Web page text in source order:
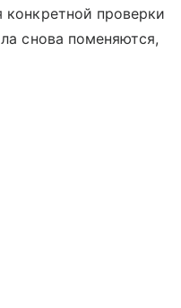
конкретной проверки
снова поменяются,